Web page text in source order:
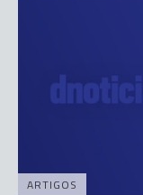
ARTIGOS